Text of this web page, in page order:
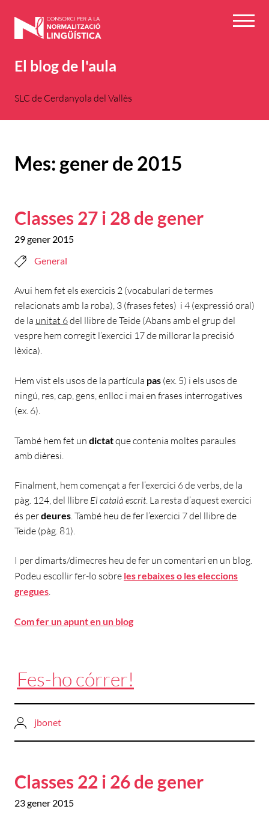
El blog de l'aula
SLC de Cerdanyola del Vallès
Mes: gener de 2015
Classes 27 i 28 de gener
29 gener 2015
General
Avui hem fet els exercicis 2 (vocabulari de termes
relacionats amb la roba), 3 (frases fetes) i 4 (expressió oral)
de la unitat 6del llibre de Teide (Abans amb el grup del
vespre hem corregit l’exercici 17 de millorar la precisió
lèxica).
Hem vist els usos de la partícula pas (ex. 5) i els usos de
ningú, res, cap, gens, enlloc i mai en frases interrogatives
(ex. 6).
També hem fet un dictatque contenia moltes paraules
amb dièresi.
Finalment, hem començat a fer l’exercici 6 de verbs, de la
pàg. 124, del llibre El català escrit. La resta d’aquest exercici
és perdeures . També heu de fer l’exercici 7 del llibre de
Teide (pàg. 81).
I per dimarts/dimecres heu de fer un comentari en un blog.
Podeu escollir fer-lo sobre les rebaixes o les eleccions
gregues
Com fer un apunt en un blog
Fes-ho córrer!
jbonet
Classes 22 i 26 de gener
23 gener 2015